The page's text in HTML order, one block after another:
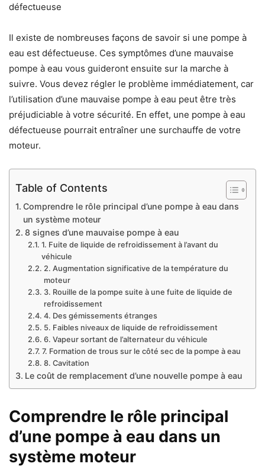
défectueuse
Il existe de nombreuses façons de savoir si une pompe à
eau est défectueuse. Ces symptômes d’une mauvaise
pompe à eau vous guideront ensuite sur la marche à
suivre. Vous devez régler le problème immédiatement, car
l’utilisation d’une mauvaise pompe à eau peut être très
préjudiciable à votre sécurité. En effet, une pompe à eau
défectueuse pourrait entraîner une surchauffe de votre
moteur.
Table of Contents
Comprendre le rôle principal d’une pompe à eau dans
un système moteur
8 signes d’une mauvaise pompe à eau
1. Fuite de liquide de refroidissement à l’avant du
véhicule
2. Augmentation significative de la température du
moteur
3. Rouille de la pompe suite à une fuite de liquide de
refroidissement
4. Des gémissements étranges
5. Faibles niveaux de liquide de refroidissement
6. Vapeur sortant de l’alternateur du véhicule
7. Formation de trous sur le côté sec de la pompe à eau
8. Cavitation
Le coût de remplacement d’une nouvelle pompe à eau
Comprendre le rôle principal
d’une pompe à eau dans un
système moteur